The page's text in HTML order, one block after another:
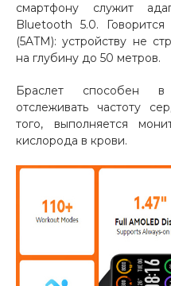
Получайте товар
выбранный
списываться с
по25%каждые 2
об оплате Плайтом
смартфону служит
Bluetooth 5.0.
(5ATM): устройству не
на глубину до 50 метров.
Браслет способен в
отслеживать частоту
того, выполняется
кислорода в крови.